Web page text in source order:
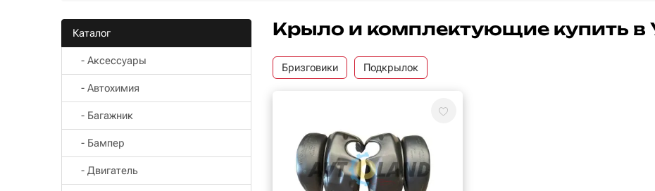
Каталог
- Aксессуары
- Автохимия
- Багажник
- Бампер
- Двигатель
Крыло и комплектующие купить в
Бризговики Подкрылок